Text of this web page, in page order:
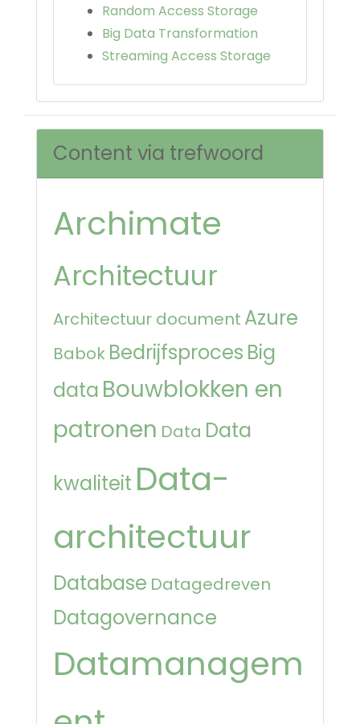
Random Access Storage
Big Data Transformation
Streaming Access Storage
Content via trefwoord
Archimate
Architectuur
Architectuur document Azure
Babok Bedrijfsproces Big
data Bouwblokken en
patronen Data Data
kwaliteit Data-
architectuur
Database Datagedreven
Datagovernance
Datamanagem